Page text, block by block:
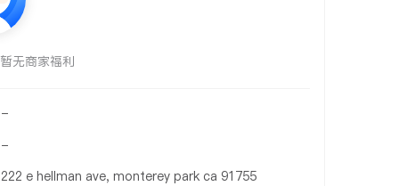
暂无商家福利
-
-
222 e hellman ave, monterey park ca 91755